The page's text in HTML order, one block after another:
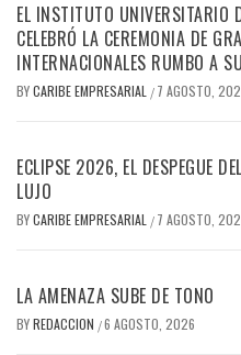
EL INSTITUTO UNIVERSITARIO
CELEBRÓ LA CEREMONIA DE
INTERNACIONALES RUMBO A
BYCARIBE EMPRESARIAL / 7 AGOSTO,
ECLIPSE 2026, EL DESPEGUE
LUJO
BYCARIBE EMPRESARIAL / 7 AGOSTO,
LA AMENAZA SUBE DE TONO
BYREDACCION /6 AGOSTO, 2026